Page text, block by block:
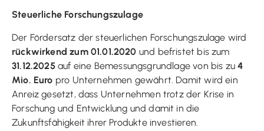
Steuerliche Forschungszulage
Der Fördersatz der steuerlichen Forschungszulage wird
rückwirkend zum 01.01.2020 und befristet bis zum
31.12.2025auf eine Bemessungsgrundlage von bis zu4
Mio. Euro pro Unternehmen gewährt. Damit wird ein
Anreiz gesetzt, dass Unternehmen trotz der Krise in
Forschung und Entwicklung und damit in die
Zukunftsfähigkeit ihrer Produkte investieren.